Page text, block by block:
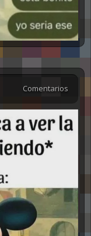
Comentarios